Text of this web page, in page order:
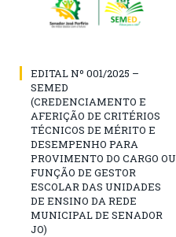
EDITAL Nº 001/2025 –
SEMED
(CREDENCIAMENTO E
AFERIÇÃO DE CRITÉRIOS
TÉCNICOS DE MÉRITO E
DESEMPENHO PARA
PROVIMENTO DO CARGO OU
FUNÇÃO DE GESTOR
ESCOLAR DAS UNIDADES
DE ENSINO DA REDE
MUNICIPAL DE SENADOR
JO)